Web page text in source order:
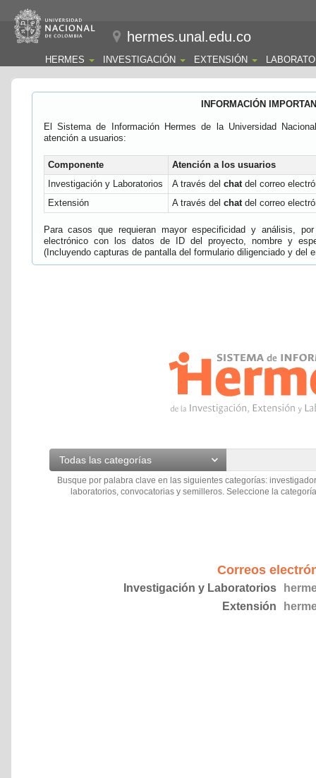
hermes.unal.edu.co
HERMES INVESTIGACIÓN EXTENSIÓN
INFORMACIÓN
El Sistema de Información Hermes de la Universidad
atención a usuarios:
Componente
Atención a los usuarios
Investigación y Laboratorios
A través del chatdel correo
Extensión
A través del chatdel correo
Para casos que requieran mayor especificidad y análisis,
electrónico con los datos de ID del proyecto, nombre y
(Incluyendo capturas de pantalla del formulario diligenciado y del
Todas las categorías
Busque por palabra clave en las siguientes categorías:
laboratorios, convocatorias y semilleros. Seleccione la
Correos
Investigación y Laboratorios
Extensión